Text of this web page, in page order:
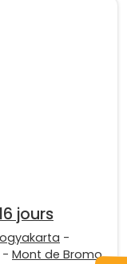
jours
-
- Mont de Bromo